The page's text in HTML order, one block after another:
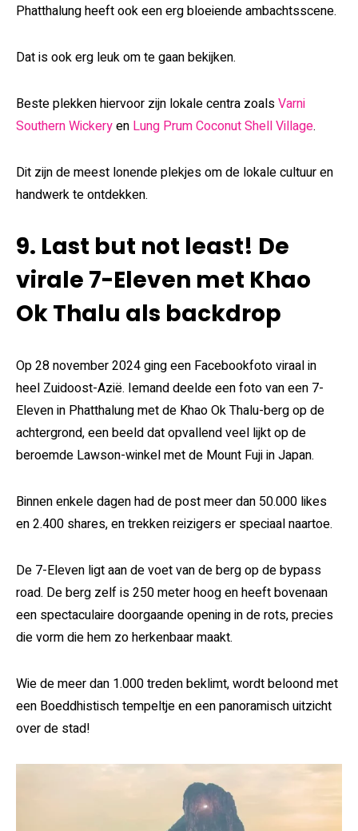
Phatthalung heeft ook een erg bloeiende ambachtsscene.
Dat is ook erg leuk om te gaan bekijken.
Beste plekken hiervoor zijn lokale centra zoalsVarni
Southern Wickeryen Lung Prum Coconut Shell Village.
Dit zijn de meest lonende plekjes om de lokale cultuur en
handwerk te ontdekken.
9. Last but not least! De
virale 7-Eleven met Khao
Ok Thalu als backdrop
Op 28 november 2024 ging een Facebookfoto viraal in
heel Zuidoost-Azië. Iemand deelde een foto van een 7-
Eleven in Phatthalung met de Khao Ok Thalu-berg op de
achtergrond, een beeld dat opvallend veel lijkt op de
beroemde Lawson-winkel met de Mount Fuji in Japan.
Binnen enkele dagen had de post meer dan 50.000 likes
en 2.400 shares, en trekken reizigers er speciaal naartoe.
De 7-Eleven ligt aan de voet van de berg op de bypass
road. De berg zelf is 250 meter hoog en heeft bovenaan
een spectaculaire doorgaande opening in de rots, precies
die vorm die hem zo herkenbaar maakt.
Wie de meer dan 1.000 treden beklimt, wordt beloond met
een Boeddhistisch tempeltje en een panoramisch uitzicht
over de stad!